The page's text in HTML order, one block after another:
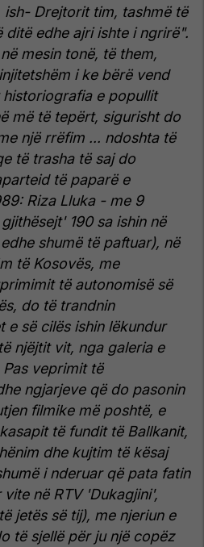
Drejtorit tim, tashmë të
ditë edhe ajri ishte i ngrirë".
mesin tonë, të them,
i ke bërë vend
historiografia e popullit
më të tepërt, sigurisht do
një rrëfim ... ndoshta të
të trasha të saj do
të paparë e
Riza Lluka - me 9
190 sa ishin në
shumë të paftuar), në
të Kosovës, me
të autonomisë së
do të trandnin
e së cilës ishin lëkundur
njëjtit vit, nga galeria e
Pas veprimit të
ngjarjeve që do pasonin
filmike më poshtë, e
të fundit të Ballkanit,
dhe kujtim të kësaj
i nderuar që pata fatin
në RTV 'Dukagjini',
jetës së tij), me njeriun e
të sjellë për ju një copëz